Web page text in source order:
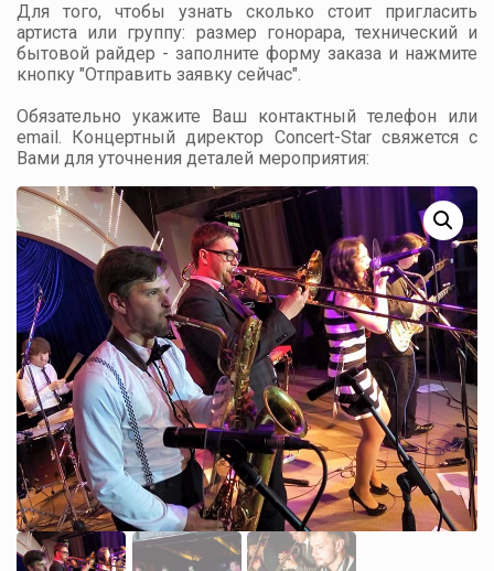
Для того, чтобы узнать сколько стоит пригласить
артиста или группу: размер гонорара, технический и
бытовой райдер - заполните форму заказа и нажмите
кнопку "Отправить заявку сейчас".
Обязательно укажите Ваш контактный телефон или
email. Концертный директор Concert-Star свяжется с
Вами для уточнения деталей мероприятия: